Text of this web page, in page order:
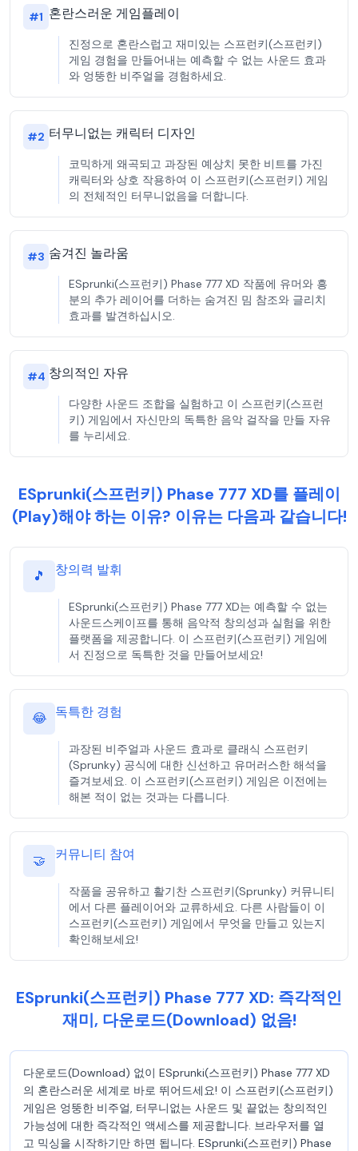
#1 혼란스러운 게임플레이
진정으로 혼란스럽고 재미있는 스프런키(스프런키)
게임 경험을 만들어내는 예측할 수 없는 사운드 효과
와 엉뚱한 비주얼을 경험하세요.
#2 터무니없는 캐릭터 디자인
코믹하게 왜곡되고 과장된 예상치 못한 비트를 가진
캐릭터와 상호 작용하여 이 스프런키(스프런키) 게임
의 전체적인 터무니없음을 더합니다.
#3 숨겨진 놀라움
ESprunki(스프런키) Phase 777 XD 작품에 유머와 흥
분의 추가 레이어를 더하는 숨겨진 밈 참조와 글리치
효과를 발견하십시오.
#4 창의적인 자유
다양한 사운드 조합을 실험하고 이 스프런키(스프런
키) 게임에서 자신만의 독특한 음악 걸작을 만들 자유
를 누리세요.
ESprunki(스프런키) Phase 777 XD를 플레이
(Play)해야 하는 이유? 이유는 다음과 같습니다!
🎵 창의력 발휘
ESprunki(스프런키) Phase 777 XD는 예측할 수 없는
사운드스케이프를 통해 음악적 창의성과 실험을 위한
플랫폼을 제공합니다. 이 스프런키(스프런키) 게임에
서 진정으로 독특한 것을 만들어보세요!
😂 독특한 경험
과장된 비주얼과 사운드 효과로 클래식 스프런키
(Sprunky) 공식에 대한 신선하고 유머러스한 해석을
즐겨보세요. 이 스프런키(스프런키) 게임은 이전에는
해본 적이 없는 것과는 다릅니다.
🤝 커뮤니티 참여
작품을 공유하고 활기찬 스프런키(Sprunky) 커뮤니티
에서 다른 플레이어와 교류하세요. 다른 사람들이 이
스프런키(스프런키) 게임에서 무엇을 만들고 있는지
확인해보세요!
ESprunki(스프런키) Phase 777 XD: 즉각적인
재미, 다운로드(Download) 없음!
다운로드(Download) 없이 ESprunki(스프런키) Phase 777 XD
의 혼란스러운 세계로 바로 뛰어드세요! 이 스프런키(스프런키)
게임은 엉뚱한 비주얼, 터무니없는 사운드 및 끝없는 창의적인
가능성에 대한 즉각적인 액세스를 제공합니다. 브라우저를 열
고 믹싱을 시작하기만 하면 됩니다. ESprunki(스프런키) Phase